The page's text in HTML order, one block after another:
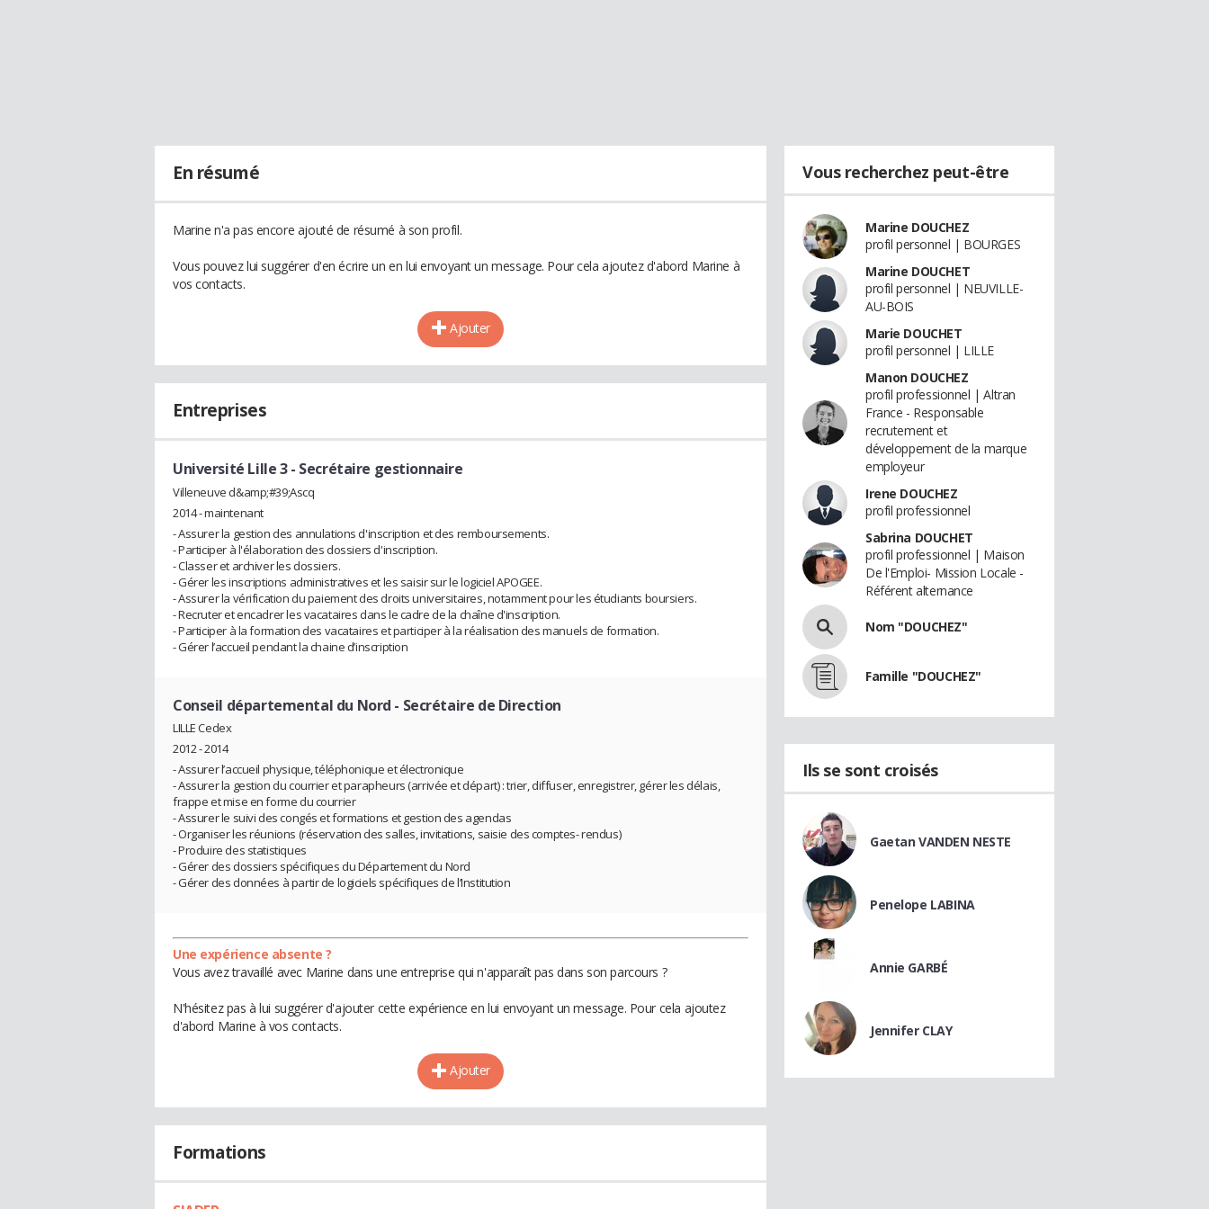
En résumé
Marine n'a pas encore ajouté de résumé à son profil.
Vous pouvez lui suggérer d'en écrire un en lui envoyant un message. Pour cela ajoutez d'abord Marine à
vos contacts.
Ajouter
Entreprises
Université Lille 3- Secrétaire gestionnaire
Villeneuve d&amp;#39;Ascq
2014 - maintenant
- Assurer la gestion des annulations d'inscription et des remboursements.
- Participer à l'élaboration des dossiers d'inscription.
- Classer et archiver les dossiers.
- Gérer les inscriptions administratives et les saisir sur le logiciel APOGEE.
- Assurer la vérification du paiement des droits universitaires, notamment pour les étudiants boursiers.
- Recruter et encadrer les vacataires dans le cadre de la chaîne d'inscription.
- Participer à la formation des vacataires et participer à la réalisation des manuels de formation.
- Gérer l’accueil pendant la chaine d’inscription
Conseil départemental du Nord - Secrétaire de Direction
LILLE Cedex
2012 - 2014
- Assurer l’accueil physique, téléphonique et électronique
- Assurer la gestion du courrier et parapheurs (arrivée et départ) : trier, diffuser, enregistrer, gérer les délais,
frappe et mise en forme du courrier
- Assurer le suivi des congés et formations et gestion des agendas
- Organiser les réunions (réservation des salles, invitations, saisie des comptes- rendus)
- Produire des statistiques
- Gérer des dossiers spécifiques du Département du Nord
- Gérer des données à partir de logiciels spécifiques de l’Institution
Une expérience absente ?
Vous avez travaillé avec Marine dans une entreprise qui n'apparaît pas dans son parcours ?
N'hésitez pas à lui suggérer d'ajouter cette expérience en lui envoyant un message. Pour cela ajoutez
d'abord Marine à vos contacts.
Ajouter
Formations
Vous recherchez peut-être
Marine DOUCHEZ
profil personnel | BOURGES
Marine DOUCHET
profil personnel | NEUVILLE-
AU-BOIS
Marie DOUCHET
profil personnel | LILLE
Manon DOUCHEZ
profil professionnel | Altran
France - Responsable
recrutement et
développement de la marque
employeur
Irene DOUCHEZ
profil professionnel
Sabrina DOUCHET
profil professionnel | Maison
De l'Emploi- Mission Locale -
Référent alternance
Nom "DOUCHEZ"
Famille "DOUCHEZ"
Ils se sont croisés
Gaetan VANDEN NESTE
Penelope LABINA
Annie GARBÉ
Jennifer CLAY